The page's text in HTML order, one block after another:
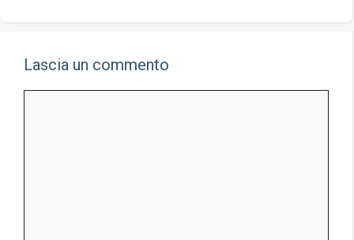
Lascia un commento